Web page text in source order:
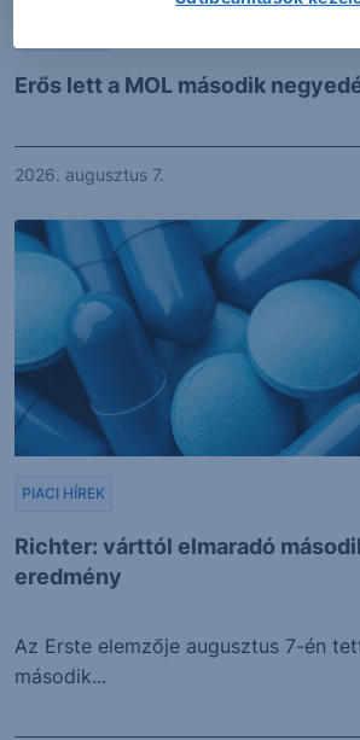
Erős lett a MOL második
2026. augusztus 7.
Richter: várttól elmaradó
eredmény
PIACI HÍREK
Az Erste elemzője augusztus 7-én
második...